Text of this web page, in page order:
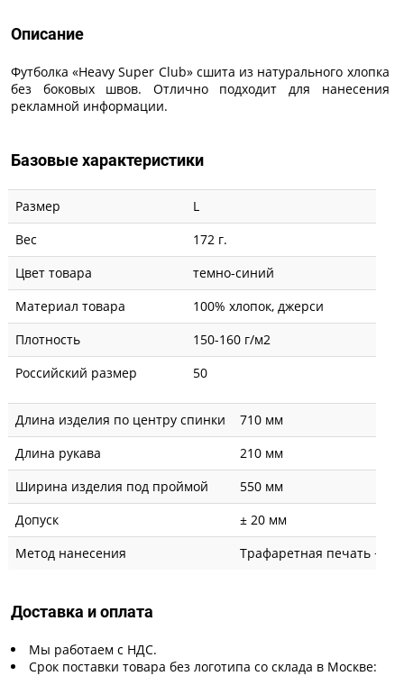
Описание
Футболка «Heavy Super Club» сшита из натурального хлопка
без боковых швов. Отлично подходит для нанесения
рекламной информации.
Базовые характеристики
Размер
L
Вес
172 г.
Цвет товара
темно-синий
Материал товара
100% хлопок, джерси
Плотность
150-160 г/м2
Российский размер
50
Длина изделия по центру спинки
710 мм
Длина рукава
210 мм
Ширина изделия под проймой
550 мм
Допуск
± 20 мм
Метод нанесения
Трафаретная печать +
Доставка и оплата
Мы работаем с НДС.
Срок поставки товара без логотипа со склада в Москве: